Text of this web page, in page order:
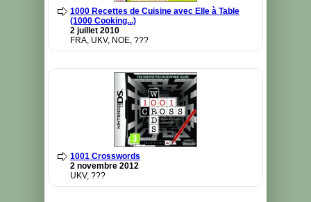
1000 Recettes de Cuisine avec Elle à Table
(1000 Cooking...)
2 juillet 2010
FRA, UKV, NOE, ???
1001 Crosswords
2 novembre 2012
UKV, ???